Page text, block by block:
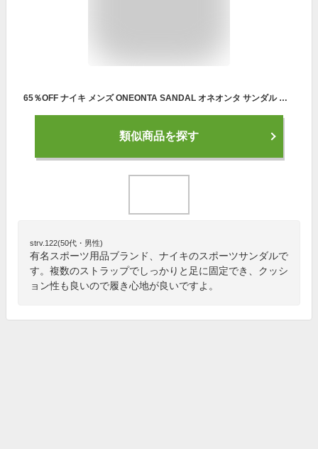
65％OFF ナイキ メンズ ONEONTA SANDAL オネオンタ サンダル 靴 シューズ サンダル スポサン ウォーターシューズ アウトドア スポーティ フェス 海 川 ブラック 黒 送料無料 NIKE DJ6603001
類似商品を探す
strv.122(50代・男性)
有名スポーツ用品ブランド、ナイキのスポーツサンダルで
す。複数のストラップでしっかりと足に固定でき、クッシ
ョン性も良いので履き心地が良いですよ。